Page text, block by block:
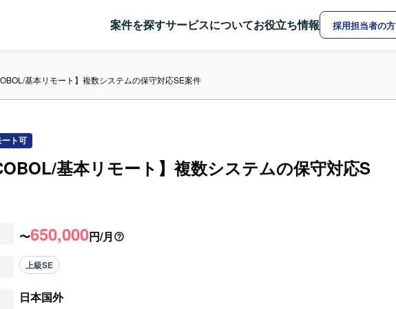
案件を探すサービスについてお役立ち情報 採用担当者の方
基本リモート】複数システムの保守対応SE案件
ト可
基本リモート】複数システムの保守対応S
〜650,000円/月
上級SE
日本国外